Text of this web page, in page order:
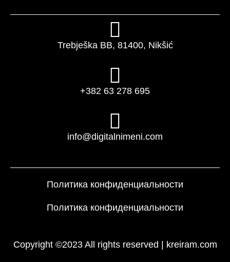
Trebješka BB, 81400, Nikšić
+382 63 278 695
info@digitalnimeni.com
Политика конфиденциальности
Политика конфиденциальности
Copyright ©2023 All rights reserved | kreiram.com